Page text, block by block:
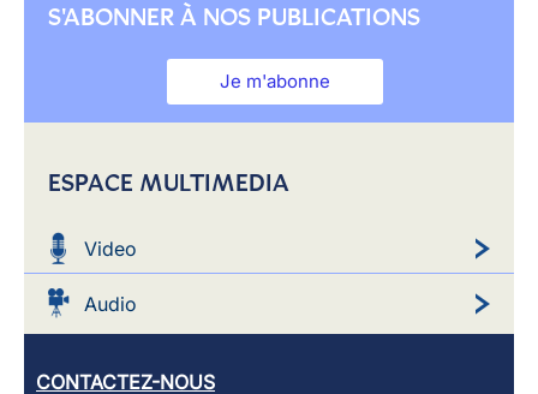
S'ABONNER À NOS PUBLICATIONS
Je m'abonne
ESPACE MULTIMEDIA
Video
Audio
CONTACTEZ-NOUS